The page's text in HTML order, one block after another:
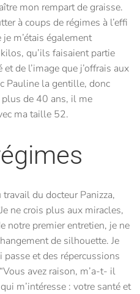
mon rempart de graisse.
à coups de régimes à l’effi
m’étais également
qu’ils faisaient partie
de l’image que j’offrais aux
Pauline la gentille, donc
plus de 40 ans, il me
ma taille 52.
du docteur Panizza,
ne crois plus aux miracles,
notre premier entretien, je ne
de silhouette. Je
et des répercussions
avez raison, m’a-t- il
m’intéresse : votre santé et